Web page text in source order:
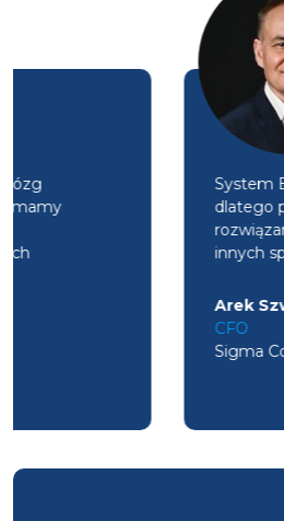
System ERP to inwestycja
dlatego postawiliśmy na
rozwiązanie sprawdzone w